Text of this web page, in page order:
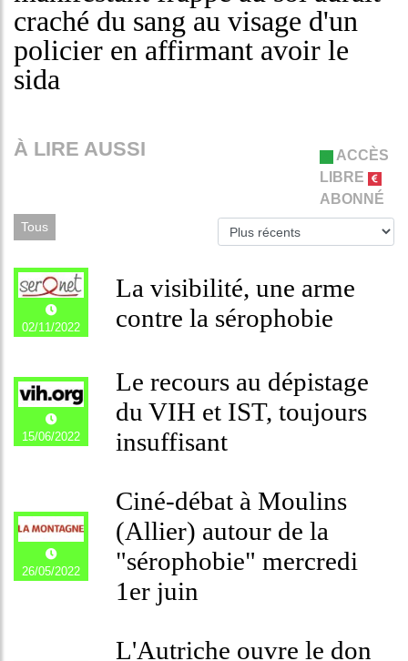
craché du sang au visage d'un
policier en affirmant avoir le
sida
À LIRE AUSSI
ACCÈS
LIBRE
ABONNÉ
Tous
02/11/2022
La visibilité, une arme
contre la sérophobie
15/06/2022
Le recours au dépistage
du VIH et IST, toujours
insuffisant
26/05/2022
Ciné-débat à Moulins
(Allier) autour de la
"sérophobie" mercredi
1er juin
L'Autriche ouvre le don